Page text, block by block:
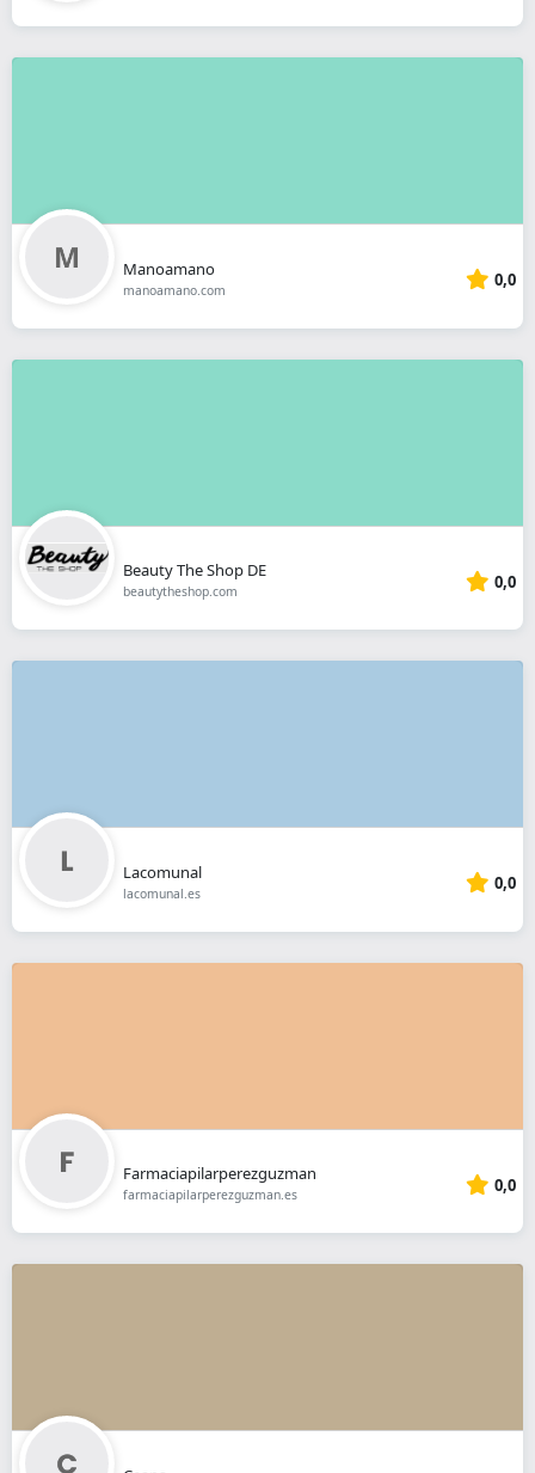
Manoamano
manoamano.com 0,0
Beauty The Shop DE
beautytheshop.com 0,0
Lacomunal
lacomunal.es 0,0
Farmaciapilarperezguzman
farmaciapilarperezguzman.es 0,0